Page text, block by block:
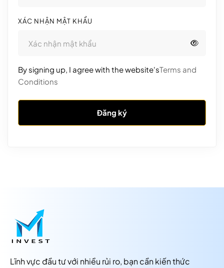
XÁC NHẬN MẬT KHẨU
By signing up, I agree with the website'sTerms and
Conditions
Đăng ký
Lĩnh vực đầu tư với nhiều rủi ro, bạn cần kiến thức